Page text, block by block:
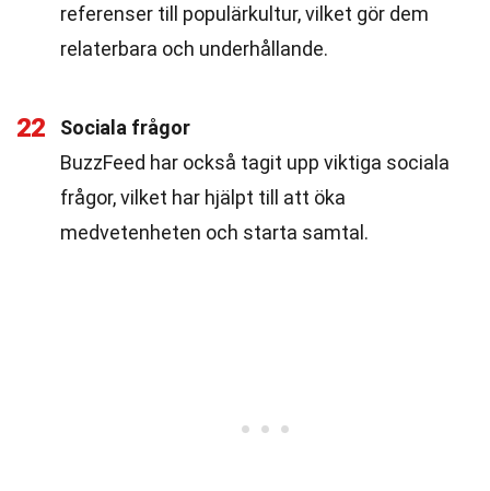
referenser till populärkultur, vilket gör dem
relaterbara och underhållande.
22
Sociala frågor
BuzzFeed har också tagit upp viktiga sociala
frågor, vilket har hjälpt till att öka
medvetenheten och starta samtal.